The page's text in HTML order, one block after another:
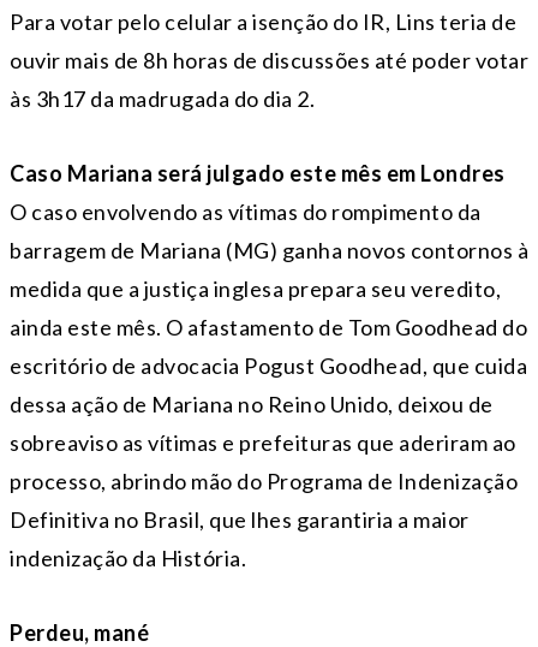
Para votar pelo celular a isenção do IR, Lins teria de
ouvir mais de 8h horas de discussões até poder votar
às 3h17 da madrugada do dia 2.
Caso Mariana será julgado este mês em Londres
O caso envolvendo as vítimas do rompimento da
barragem de Mariana (MG) ganha novos contornos à
medida que a justiça inglesa prepara seu veredito,
ainda este mês. O afastamento de Tom Goodhead do
escritório de advocacia Pogust Goodhead, que cuida
dessa ação de Mariana no Reino Unido, deixou de
sobreaviso as vítimas e prefeituras que aderiram ao
processo, abrindo mão do Programa de Indenização
Definitiva no Brasil, que lhes garantiria a maior
indenização da História.
Perdeu, mané